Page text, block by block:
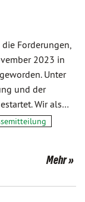
Forderungen,
2023 in
Unter
und der
Wir als…
Mehr